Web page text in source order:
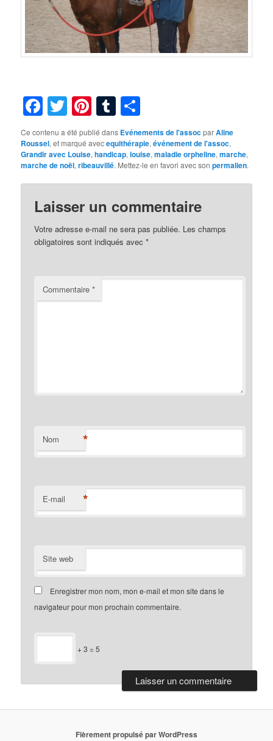
Facebook
Twitter
Pinterest
Tumblr
Ce contenu a été publié dans Evénements de l'assocparAline
Roussel, et marqué avecequithérapie,événement de l'assoc,
Grandir avec Louise,handicap,louise,maladie orpheline,marche,
marche de noël,ribeauvillé. Mettez-le en favori avec sonpermalien.
Laisser un commentaire
Votre adresse e-mail ne sera pas publiée. Les champs
obligatoires sont indiqués avec*
Commentaire*
Nom *
E-mail *
Site web
Enregistrer mon nom, mon e-mail et mon site dans le
navigateur pour mon prochain commentaire.
+ 3 = 5
Fièrement propulsé par WordPress